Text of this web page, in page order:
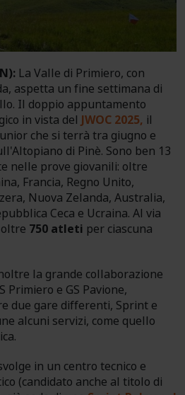
La Valle di Primiero, con
aspetta un fine settimana di
Il doppio appuntamento
in vista del JWOC 2025, il
che si terrà tra giugno e
di Pinè. Sono ben 13
nelle prove giovanili: oltre
Francia, Regno Unito,
Nuova Zelanda, Australia,
Ceca e Ucraina. Al via
750 atleti per ciascuna
la grande collaborazione
Primiero e GS Pavione,
due gare differenti, Sprint e
alcuni servizi, come quello
in un centro tecnico e
(candidato anche al titolo di